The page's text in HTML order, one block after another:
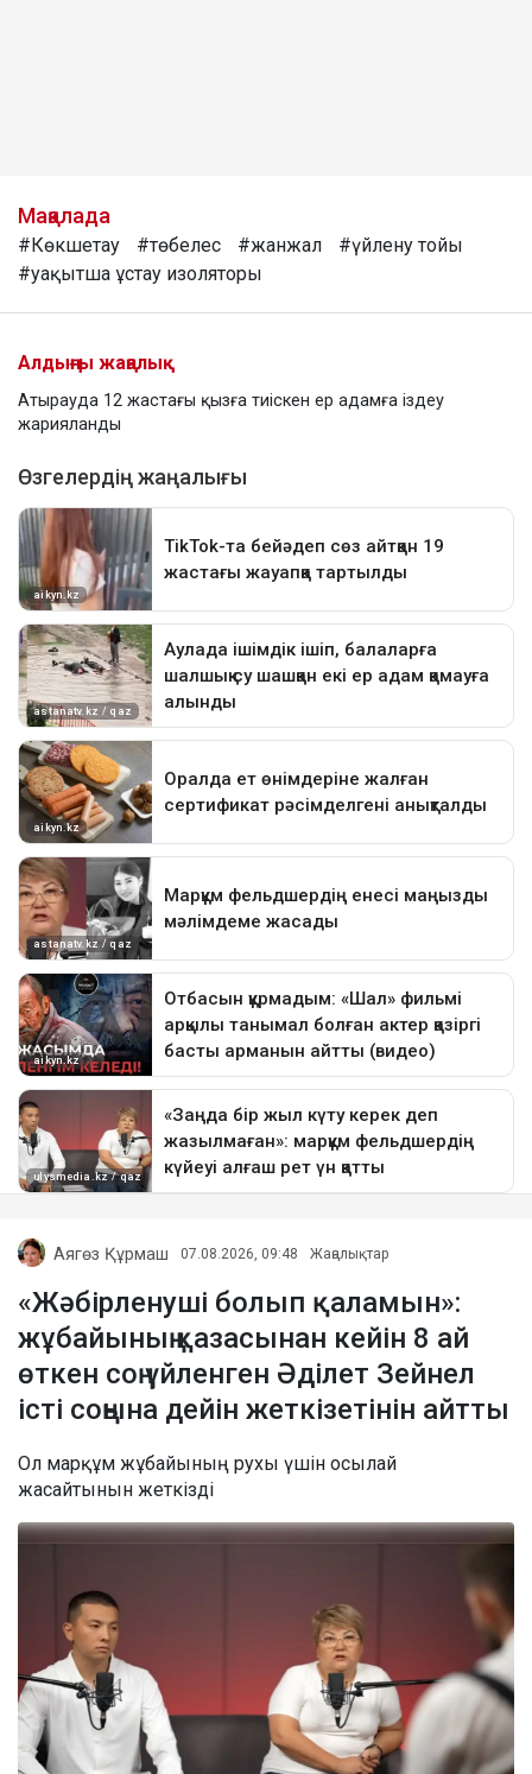
Мақалада
#Көкшетау #төбелес #жанжал
#үйлену тойы
#уақытша ұстау изоляторы
Алдыңғы жаңалық
Атырауда 12 жастағы қызға тиіскен ер адамға іздеу
жарияланды
Аягөз Құрмаш 07.08.2026, 09:48 Жаңалықтар
«Жәбірленуші болып қаламын»:
жұбайының қазасынан кейін 8 ай
өткен соң үйленген Әділет Зейнел
істі соңына дейін жеткізетінін айтты
Ол марқұм жұбайының рухы үшін осылай
жасайтынын жеткізді